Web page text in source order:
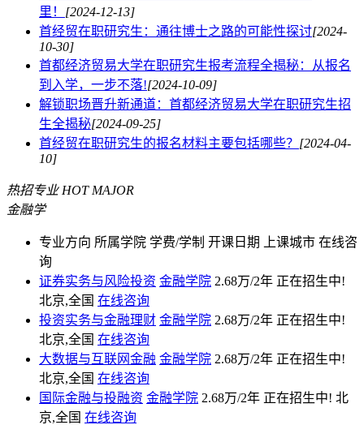
里！ [2024-12-13]
首经贸在职研究生：通往博士之路的可能性探讨[2024-
10-30]
首都经济贸易大学在职研究生报考流程全揭秘：从报名
到入学，一步不落![2024-10-09]
解锁职场晋升新通道：首都经济贸易大学在职研究生招
生全揭秘[2024-09-25]
首经贸在职研究生的报名材料主要包括哪些？ [2024-04-
10]
热招专业 HOT MAJOR
金融学
专业方向 所属学院 学费/学制 开课日期 上课城市 在线咨
询
证券实务与风险投资 金融学院 2.68万/2年 正在招生中!
北京,全国 在线咨询
投资实务与金融理财 金融学院 2.68万/2年 正在招生中!
北京,全国 在线咨询
大数据与互联网金融 金融学院 2.68万/2年 正在招生中!
北京,全国 在线咨询
国际金融与投融资 金融学院 2.68万/2年 正在招生中! 北
京,全国 在线咨询